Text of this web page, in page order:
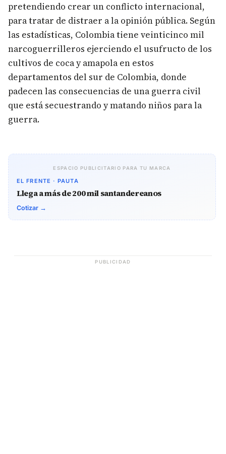
pretendiendo crear un conflicto internacional,
para tratar de distraer a la opinión pública. Según
las estadísticas, Colombia tiene veinticinco mil
narcoguerrilleros ejerciendo el usufructo de los
cultivos de coca y amapola en estos
departamentos del sur de Colombia, donde
padecen las consecuencias de una guerra civil
que está secuestrando y matando niños para la
guerra.
ESPACIO PUBLICITARIO PARA TU MARCA
EL FRENTE · PAUTA
Llega a más de 200 mil santandereanos
Cotizar →
PUBLICIDAD